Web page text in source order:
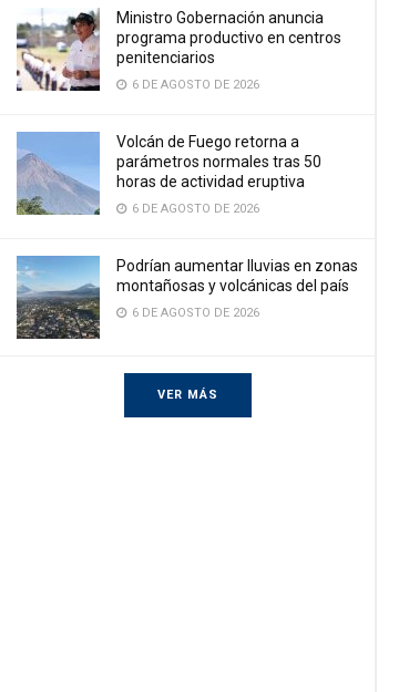
Ministro Gobernación anuncia
programa productivo en centros
penitenciarios
6 DE AGOSTO DE 2026
Volcán de Fuego retorna a
parámetros normales tras 50
horas de actividad eruptiva
6 DE AGOSTO DE 2026
Podrían aumentar lluvias en zonas
montañosas y volcánicas del país
6 DE AGOSTO DE 2026
VER MÁS